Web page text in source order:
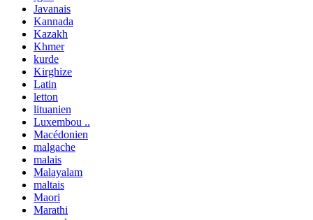
Javanais
Kannada
Kazakh
Khmer
kurde
Kirghize
Latin
letton
lituanien
Luxembou ..
Macédonien
malgache
malais
Malayalam
maltais
Maori
Marathi